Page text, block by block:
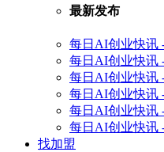
最新发布
每日AI创业快讯
每日AI创业快讯
每日AI创业快讯
每日AI创业快讯
每日AI创业快讯
每日AI创业快讯
找加盟